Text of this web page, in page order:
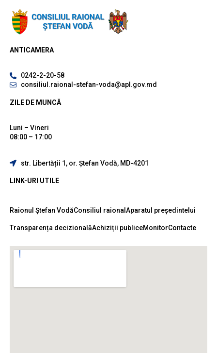
ANTICAMERA
0242-2-20-58
consiliul.raional-stefan-voda@apl.gov.md
ZILE DE MUNCĂ
Luni – Vineri
08:00 – 17:00
str. Libertății 1, or. Ștefan Vodă, MD-4201
LINK-URI UTILE
Raionul Ștefan VodăConsiliul raional Aparatul președintelui
Transparența decizionalăAchiziții publiceMonitorContacte